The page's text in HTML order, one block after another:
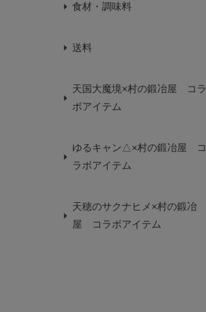
食材・調味料
送料
天国大魔境×村の鍛冶屋 コラ
ボアイテム
ゆるキャン△×村の鍛冶屋 コ
ラボアイテム
天穂のサクナヒメ×村の鍛冶
屋 コラボアイテム